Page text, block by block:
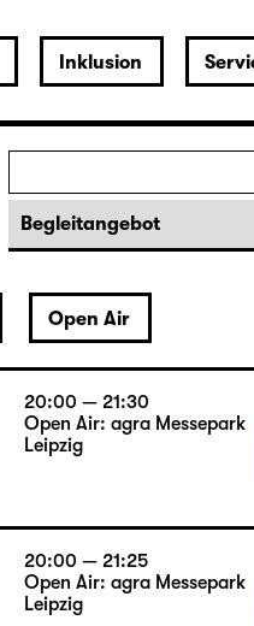
Inklusion
Open Air
20:00 — 21:30
Open Air: agra Messepark
Leipzig
20:00 — 21:25
Open Air: agra Messepark
Leipzig